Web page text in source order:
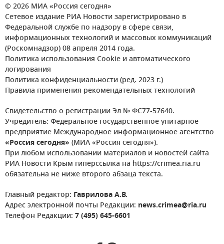
© 2026 МИА «Россия сегодня»
Сетевое издание РИА Новости зарегистрировано в
Федеральной службе по надзору в сфере связи,
информационных технологий и массовых коммуникаций
(Роскомнадзор) 08 апреля 2014 года.
Политика использования Cookie и автоматического
логирования
Политика конфиденциальности (ред. 2023 г.)
Правила применения рекомендательных технологий
Свидетельство о регистрации Эл № ФС77-57640.
Учредитель: Федеральное государственное унитарное
предприятие Международное информационное агентство
«Россия сегодня» (МИА «Россия сегодня»).
При любом использовании материалов и новостей сайта
РИА Новости Крым гиперссылка на https://crimea.ria.ru
обязательна не ниже второго абзаца текста.
Главный редактор: Гаврилова А.В.
Адрес электронной почты Редакции: news.crimea@ria.ru
Телефон Редакции: 7 (495) 645-6601